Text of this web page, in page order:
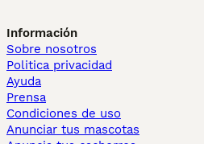
Información
Sobre nosotros
Politica privacidad
Ayuda
Prensa
Condiciones de uso
Anunciar tus mascotas